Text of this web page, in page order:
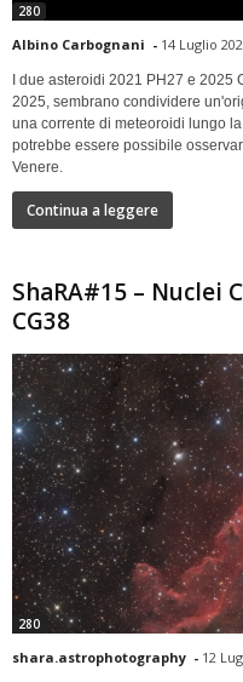
280
Albino Carbognani - 14 Luglio
I due asteroidi 2021 PH27 e 2025
2025, sembrano condividere
una corrente di meteoroidi lungo
potrebbe essere possibile
Venere.
Continua a leggere
ShaRA#15 – Nuclei
CG38
280
shara.astrophotography - 12